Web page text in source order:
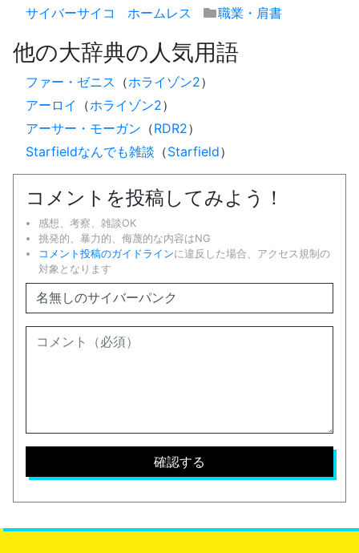
サイバーサイコ ホームレス 職業・肩書
他の大辞典の人気用語
ファー・ゼニス （ホライゾン2）
アーロイ
（ホライゾン2）
アーサー・モーガン （RDR2）
Starfieldなんでも雑談 （Starfield）
コメントを投稿してみよう！
感想、考察、雑談OK
挑発的、暴力的、侮蔑的な内容はNG
コメント投稿のガイドラインに違反した場合、アクセス規制の
対象となります